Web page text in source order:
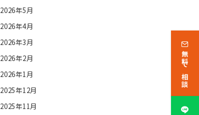
2026年5月
2026年4月
2026年3月
2026年2月
2026年1月
2025年12月
2025年11月
無料で相談